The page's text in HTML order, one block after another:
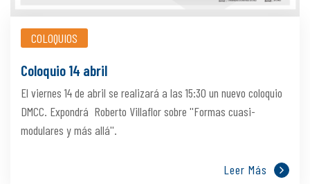
COLOQUIOS
Coloquio 14 abril
El viernes 14 de abril se realizará a las 15:30 un nuevo coloquio
DMCC. Expondrá Roberto Villaflor sobre ''Formas cuasi-
modulares y más allá''.
Leer Más